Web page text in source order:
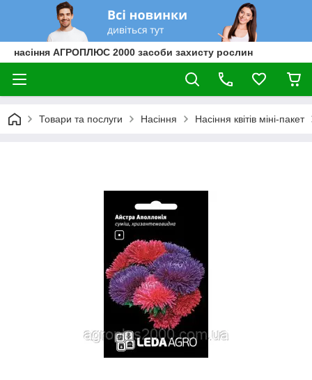
насіння АГРОПЛЮС 2000 засоби захисту рослин
Товари та послуги Насіння Насіння квітів міні-пакет